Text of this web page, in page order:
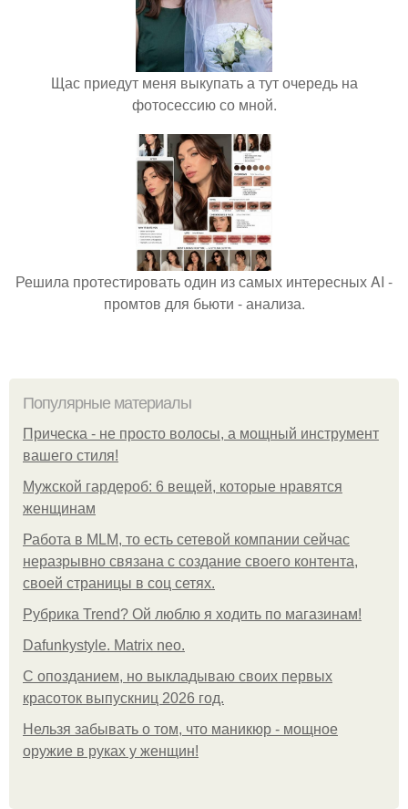
Щас приедут меня выкупать а тут очередь на
фотосессию со мной.
Решила протестировать один из самых интересных AI -
промтов для бьюти - анализа.
Популярные материалы
Прическа - не просто волосы, а мощный инструмент
вашего стиля!
Мужской гардероб: 6 вещей, которые нравятся
женщинам
Работа в MLM, то есть сетевой компании сейчас
неразрывно связана с создание своего контента,
своей страницы в соц сетях.
Рубрика Trend? Ой люблю я ходить по магазинам!
Dafunkystyle. Matrix neo.
С опозданием, но выкладываю своих первых
красоток выпускниц 2026 год.
Нельзя забывать о том, что маникюр - мощное
оружие в руках у женщин!